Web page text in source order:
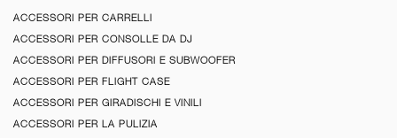
ACCESSORI PER CARRELLI
ACCESSORI PER CONSOLLE DA DJ
ACCESSORI PER DIFFUSORI E SUBWOOFER
ACCESSORI PER FLIGHT CASE
ACCESSORI PER GIRADISCHI E VINILI
ACCESSORI PER LA PULIZIA